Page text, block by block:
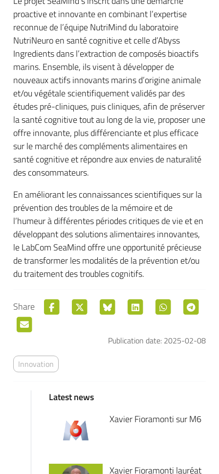
proactive et innovante en combinant l’expertise
reconnue de l’équipe NutriMind du laboratoire
NutriNeuro en santé cognitive et celle d’Abyss
Ingredients dans l’extraction de composés bioactifs
marins. Ensemble, ils visent à développer de
nouveaux actifs innovants marins d’origine animale
et/ou végétale scientifiquement validés par des
études pré-cliniques, puis cliniques, afin de préserver
la santé cognitive tout au long de la vie, proposer une
offre innovante, plus différenciante et plus efficace
sur le marché des compléments alimentaires en
santé cognitive et répondre aux envies de naturalité
des consommateurs.
En améliorant les connaissances scientifiques sur la
prévention des troubles de la mémoire et de
l’humeur à différentes périodes critiques de vie et en
développant des solutions alimentaires innovantes,
le LabCom SeaMind offre une opportunité précieuse
de transformer les modalités de la prévention et/ou
du traitement des troubles cognitifs.
Share
Publication date: 2025-02-08
Innovation
Latest news
Xavier Fioramonti sur M6
Xavier Fioramonti lauréat